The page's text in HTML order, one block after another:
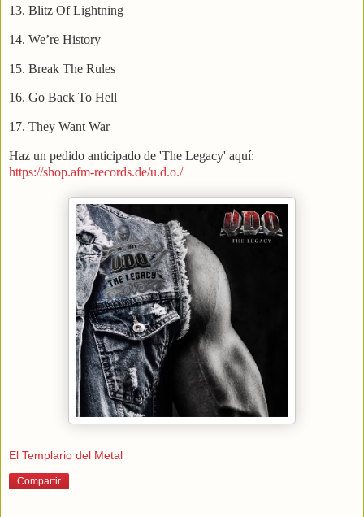
13. Blitz Of Lightning
14. We’re History
15. Break The Rules
16. Go Back To Hell
17. They Want War
Haz un pedido anticipado de 'The Legacy' aquí:
https://shop.afm-records.de/u.d.o./
El Templario del Metal
Compartir